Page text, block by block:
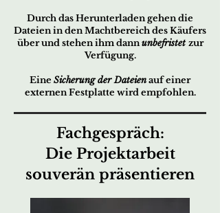
Durch das Herunterladen gehen die
Dateien in den Machtbereich des Käufers
über und stehen ihm dannunbefristetzur
Verfügung.
Eine Sicherung der Dateienauf einer
externen Festplatte wird empfohlen.
Fachgespräch:
Die Projektarbeit
souverän präsentieren